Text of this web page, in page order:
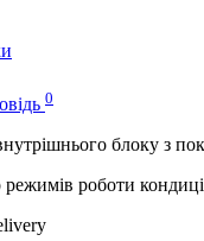
0
блоку з
роботи